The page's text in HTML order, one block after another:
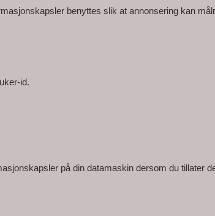
benyttes slik at annonsering kan
id.
på din datamaskin dersom du tillater